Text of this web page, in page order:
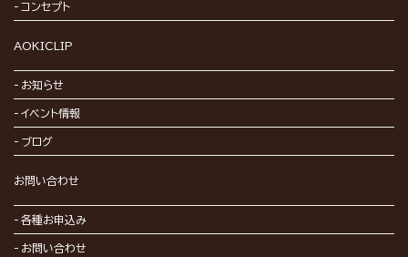
コンセプト
AOKICLIP
お知らせ
イベント情報
ブログ
お問い合わせ
各種お申込み
お問い合わせ